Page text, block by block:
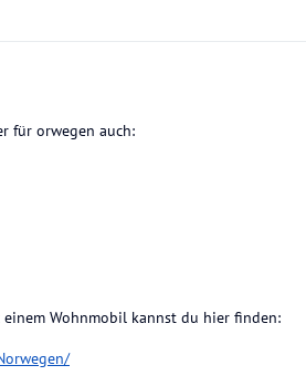
für orwegen auch:
Wohnmobil kannst du hier finden: